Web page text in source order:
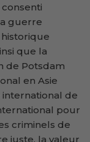
guerre
historique
que la
de Potsdam
en Asie
de
pour
criminels de
juste, la valeur